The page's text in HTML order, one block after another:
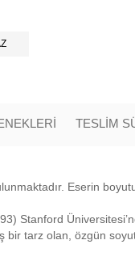
TESLİM
Eserin
Stanford
tarz olan, özgün